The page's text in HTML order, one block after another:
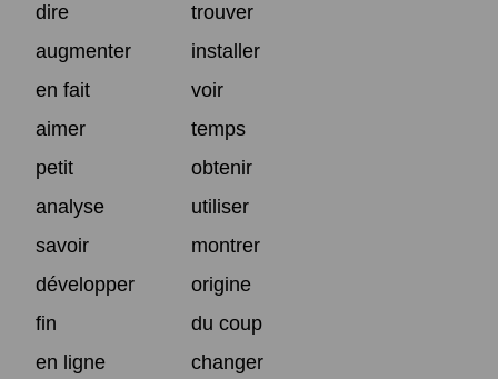
dire
trouver
augmenter
installer
en fait
voir
aimer
temps
petit
obtenir
analyse
utiliser
savoir
montrer
développer
origine
fin
du coup
en ligne
changer